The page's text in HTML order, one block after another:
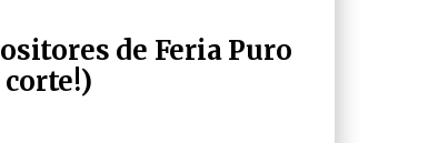
de Feria Puro
corte!)